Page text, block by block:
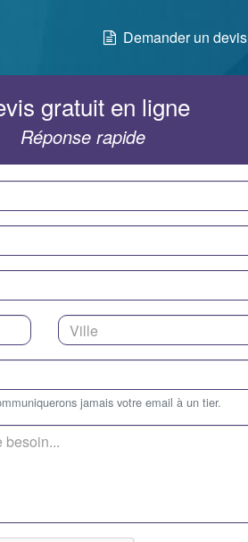
Demander un devis
gratuit en ligne
Réponse rapide
jamais votre email à un tier.